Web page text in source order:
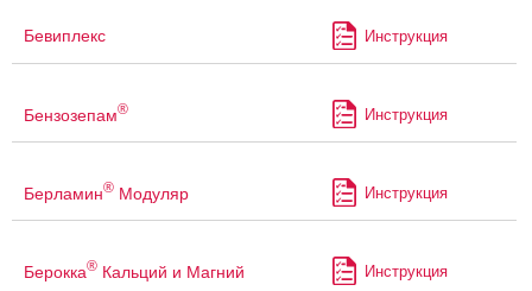
Бевиплекс Инструкция
Бензозепам® Инструкция
Берламин® Модуляр Инструкция
Берокка® Кальций и Магний Инструкция